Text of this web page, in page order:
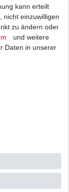
13,90 € *
(
kann erteilt
nicht einzuwilligen
zu ändern oder
und weitere
Daten in unserer